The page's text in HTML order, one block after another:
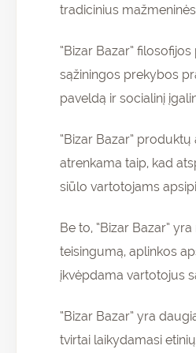
tradicinius
“Bizar Bazar”
sąžiningos prekybos
paveldą ir socialinį
“Bizar Bazar”
atrenkama taip, kad
siūlo vartotojams
Be to, “Bizar Bazar”
teisingumą, aplinkos
įkvėpdama vartotojus
“Bizar Bazar” yra
tvirtai laikydamasi